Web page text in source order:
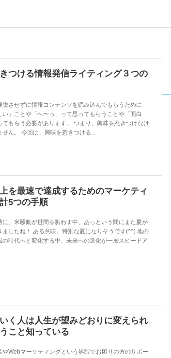
つける情報発信ライティング３つの
脱させずに情報コンテンツを読み込んでもらうために
い」ことや「へ〜っ」って思ってもらうことや「面白
てもらう必要があります。 つまり、興味を惹きつけなけ
せん。 今回は、興味を惹きつける...
を最速で達成するためのマーケティ
5つの手順
、米騒動が世間を賑わす中、あっという間にまた夏が
ましたね！ ある意味、特別な夏になりそうです(^^) 地の
の時代へと変化する中、未来への進化が一層スピードア
く人は人生が望みどおりに変えられ
こと知っている
やWebマーケティングという界隈でお困りの方のサポー